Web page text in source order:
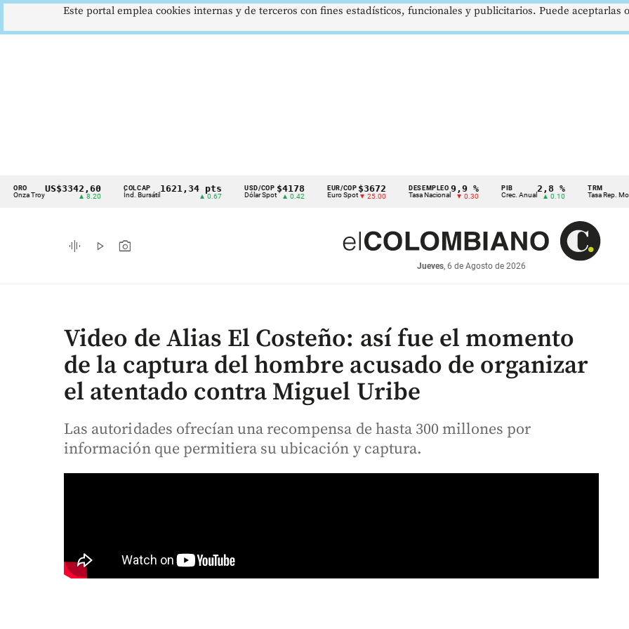
Cintillo
indicadores
económicos
Troy
US$3342,60 COLCAP
Índ. Bursátil
1621,34 pts USD/COP
Dólar Spot
$4178
▲ 0.42
EUR/COP
Euro Spot
$3672
▼ 25.00
DESEMPLEO
Tasa Nacional
9,9 %
▼ 0.30
PIB
Crec. Anual
2,8 %
▲ 0.10
TRM
Tasa Rep. Moneda
graphic_eq play_arrow photo_camera
Jueves, 6 de Agosto de 2026
Video de Alias El Costeño: así fue el momento
de la captura del hombre acusado de organizar
el atentado contra Miguel Uribe
Las autoridades ofrecían una recompensa de hasta 300 millones por
información que permitiera su ubicación y captura.
Este portal emplea cookies internas y de terceros con fines estadísticos, funcionales y publicitarios. Puede aceptarlas